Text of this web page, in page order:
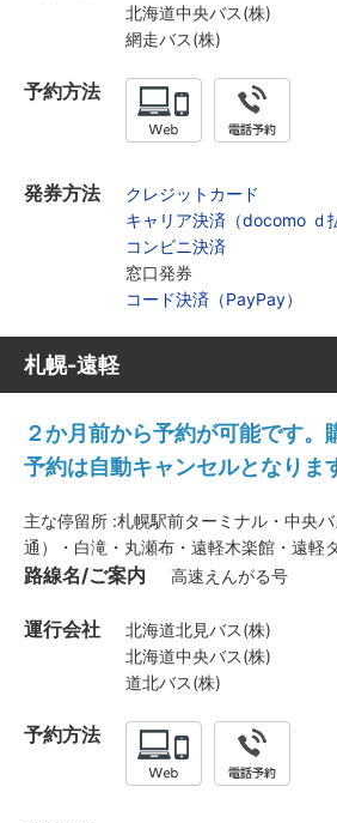
北海道中央バス(株)
網走バス(株)
予約方法
発券方法
クレジットカード
キャリア決済（docomo ｄ
コンビニ決済
窓口発券
コード決済（PayPay）
札幌-遠軽
２か月前から予約が可能です。
予約は自動キャンセルとなりま
主な停留所 :札幌駅前ターミナル・中央
通）・白滝・丸瀬布・遠軽木楽館・遠軽
路線名/ご案内 高速えんがる号
運行会社
北海道北見バス(株)
北海道中央バス(株)
道北バス(株)
予約方法